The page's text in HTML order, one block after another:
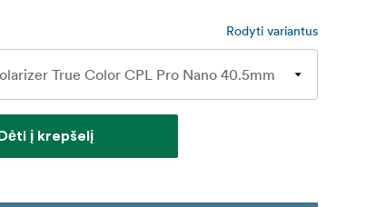
Rodyti variantus
Dėti į krepšelį